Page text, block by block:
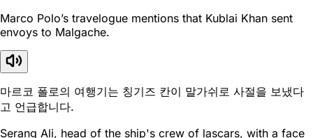
Marco Polo’s travelogue mentions that Kublai Khan sent
envoys to Malgache.
마르코 폴로의 여행기는 칭기즈 칸이 말가쉬로 사절을 보냈다
고 언급합니다.
Serang Ali, head of the ship's crew of lascars, with a face